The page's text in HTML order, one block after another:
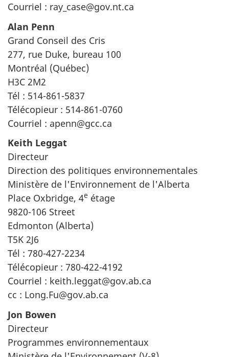
Courriel : ray_case@gov.nt.ca
Alan Penn
Grand Conseil des Cris
277, rue Duke, bureau 100
Montréal (Québec)
H3C 2M2
Tél : 514-861-5837
Télécopieur : 514-861-0760
Courriel : apenn@gcc.ca
Keith Leggat
Directeur
Direction des politiques environnementales
Ministère de l'Environnement de l'Alberta
Place Oxbridge, 4e étage
9820-106 Street
Edmonton (Alberta)
T5K 2J6
Tél : 780-427-2234
Télécopieur : 780-422-4192
Courriel : keith.leggat@gov.ab.ca
cc : Long.Fu@gov.ab.ca
Jon Bowen
Directeur
Programmes environnementaux